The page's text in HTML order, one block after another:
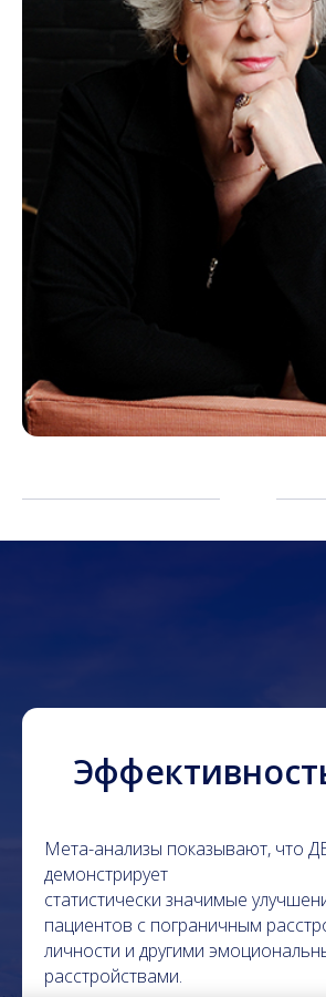
Мета-анализы показывают, что
демонстрирует
статистически значимые
пациентов с пограничным
личности и другими
расстройствами.